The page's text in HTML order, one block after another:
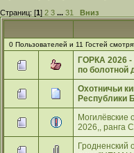
Страниц: [1] 2 3 ... 31
Вниз
0 Пользователей и 11 Гостей
ГОРКА 2026
по болотной
Охотничьи
Республики
Могилёвские
2026,, ранга
Гродненский